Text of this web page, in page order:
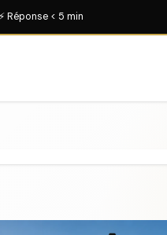
⚡ Réponse < 5 min